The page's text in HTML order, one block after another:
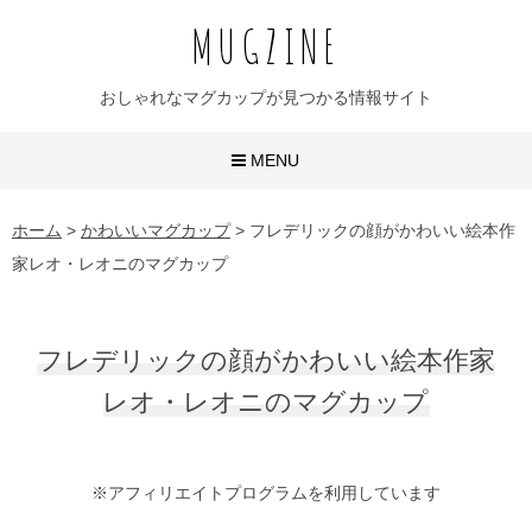
MUGZINE
おしゃれなマグカップが見つかる情報サイト
MENU
おしゃれなマグカップ
かわいいマグカップ
名入れマグカップ
ホーム > かわいいマグカップ> フレデリックの顔がかわいい絵本作
家レオ・レオニのマグカップ
フレデリックの顔がかわいい絵本作家
レオ・レオニのマグカップ
※アフィリエイトプログラムを利用しています